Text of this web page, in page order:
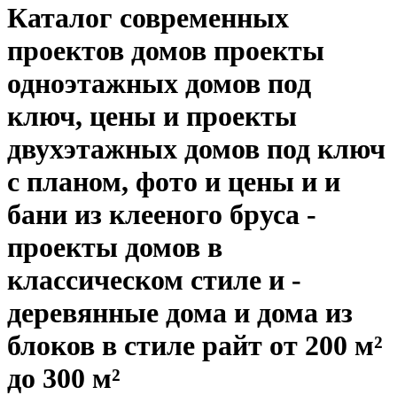
Каталог современных
проектов домов проекты
одноэтажных домов под
ключ, цены и проекты
двухэтажных домов под ключ
с планом, фото и цены и и
бани из клееного бруса -
проекты домов в
классическом стиле и -
деревянные дома и дома из
блоков в стиле райт от 200 м²
до 300 м²